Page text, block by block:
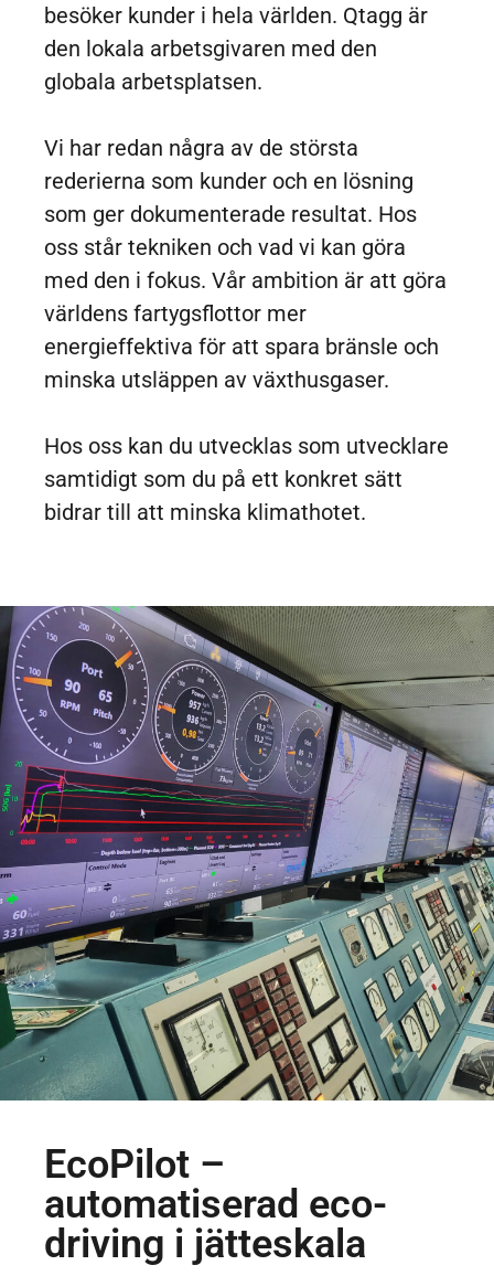
besöker kunder i hela världen. Qtagg är
den lokala arbetsgivaren med den
globala arbetsplatsen.
Vi har redan några av de största
rederierna som kunder och en lösning
som ger dokumenterade resultat. Hos
oss står tekniken och vad vi kan göra
med den i fokus. Vår ambition är att göra
världens fartygsflottor mer
energieffektiva för att spara bränsle och
minska utsläppen av växthusgaser.
Hos oss kan du utvecklas som utvecklare
samtidigt som du på ett konkret sätt
bidrar till att minska klimathotet.
EcoPilot –
automatiserad eco-
driving i jätteskala